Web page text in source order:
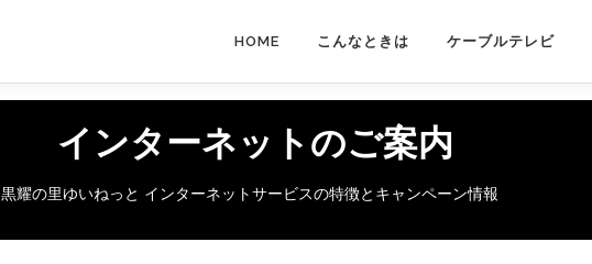
HOME こんなときは ケーブルテレビ
インターネットのご案内
黒耀の里ゆいねっと インターネットサービスの特徴とキャンペーン情報